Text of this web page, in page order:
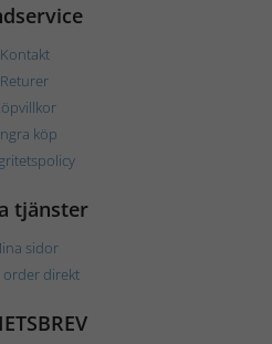
Kontakt
Returer
köp
tjänster
sidor
order direkt